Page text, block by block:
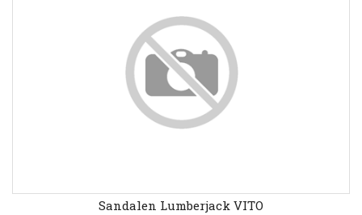
Sandalen Lumberjack VITO